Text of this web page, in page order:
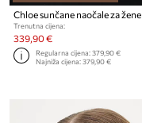
Chloe sunčane naočale za žene
Trenutna cijena:
339,90 €
Regularna cijena:379,90 €
Najniža cijena:379,90 €